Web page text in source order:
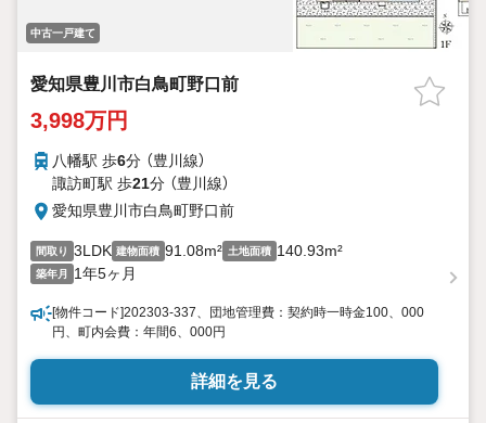
中古一戸建て
愛知県豊川市白鳥町野口前
3,998万円
八幡駅 歩6分 （豊川線）
諏訪町駅 歩21分 （豊川線）
愛知県豊川市白鳥町野口前
間取り 3LDK 建物面積 91.08m² 土地面積 140.93m²
築年月 1年5ヶ月
[物件コード]202303-337、団地管理費：契約時一時金100、000
円、町内会費：年間6、000円
詳細を見る